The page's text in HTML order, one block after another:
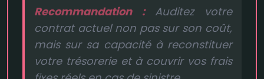
Recommandation :Auditez votre
contrat actuel non pas sur son coût,
mais sur sa capacité à reconstituer
votre trésorerie et à couvrir vos frais